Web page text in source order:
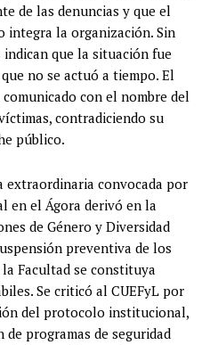
de las denuncias y que el
integra la organización. Sin
que la situación fue
no se actuó a tiempo. El
con el nombre del
contradiciendo su
público.
extraordinaria convocada por
en el Ágora derivó en la
de Género y Diversidad
preventiva de los
Facultad se constituya
Se criticó al CUEFyL por
del protocolo institucional,
programas de seguridad